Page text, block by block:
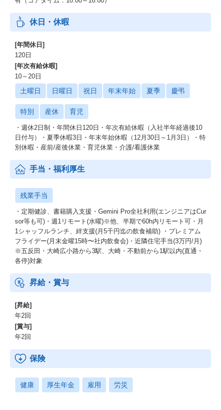
休日・休暇
[年間休日]
120日
[年次有給休暇]
10～20日
土曜日 日曜日 祝日 年末年始 夏季 慶弔
特別 産休 育児
・週休2日制・年間休日120日・年次有給休暇（入社半年経過後10
日付与）・夏季休暇3⽇・年末年始休暇（12⽉30⽇～1⽉3⽇）・特
別休暇・産前/産後休業・育児休業・介護/看護休業
手当・福利厚生
残業手当
・定期健診、書籍購入支援・Gemini Pro全社利用(エンジニアはCur
sor等も可)・週1リモート(水曜)※他、半期で60h内リモート可・月
1シャッフルランチ、絆支援(月5千円迄の飲食補助) ・プレミアム
フライデー(月末金曜15時〜社内飲食会)・近隣住宅手当(3万円/月)
※五反田・大崎広小路から3駅、大崎・不動前から1駅以内(直通・
各停)対象
昇給・賞与
[昇給]
年2回
[賞与]
年2回
保険
健康 厚生年金 雇用 労災